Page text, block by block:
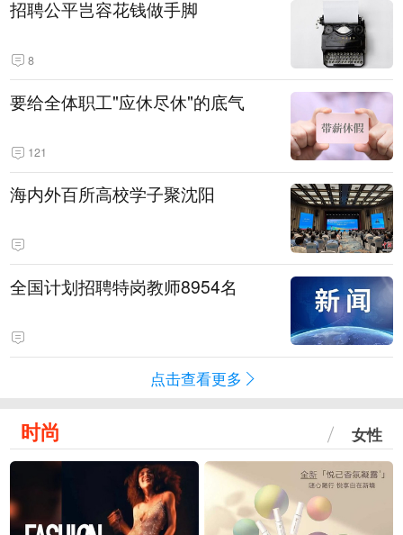
招聘公平岂容花钱做手脚
8
要给全体职工"应休尽休"的底气
121
海内外百所高校学子聚沈阳
全国计划招聘特岗教师8954名
点击查看更多
时尚 女性